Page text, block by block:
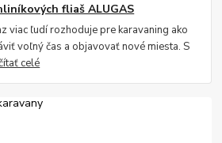
fliaš ALUGAS
viac ľudí rozhoduje pre karavaning ako
voľný čas a objavovať nové miesta. S
celé